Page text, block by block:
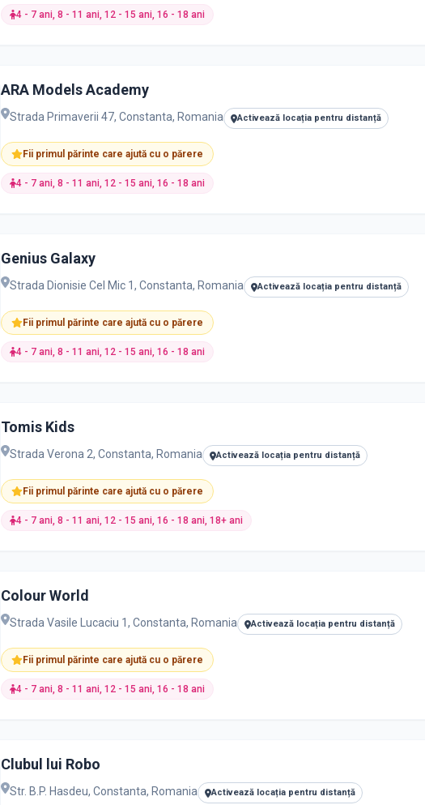
4 - 7 ani, 8 - 11 ani, 12 - 15 ani, 16 - 18 ani
ARA Models Academy
Strada Primaverii 47, Constanta, Romania Activează locația pentru distanță
Fii primul părinte care ajută cu o părere
4 - 7 ani, 8 - 11 ani, 12 - 15 ani, 16 - 18 ani
Genius Galaxy
Strada Dionisie Cel Mic 1, Constanta, Romania Activează locația pentru distanță
Fii primul părinte care ajută cu o părere
4 - 7 ani, 8 - 11 ani, 12 - 15 ani, 16 - 18 ani
Tomis Kids
Strada Verona 2, Constanta, Romania Activează locația pentru distanță
Fii primul părinte care ajută cu o părere
4 - 7 ani, 8 - 11 ani, 12 - 15 ani, 16 - 18 ani, 18+ ani
Colour World
Strada Vasile Lucaciu 1, Constanta, Romania Activează locația pentru distanță
Fii primul părinte care ajută cu o părere
4 - 7 ani, 8 - 11 ani, 12 - 15 ani, 16 - 18 ani
Clubul lui Robo
Str. B.P. Hasdeu, Constanta, Romania Activează locația pentru distanță